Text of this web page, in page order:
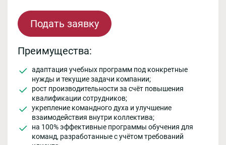
Подать заявку
Преимущества:
адаптация учебных программ под конкретные
нужды и текущие задачи компании;
рост производительности за счёт повышения
квалификации сотрудников;
укрепление командного духа и улучшение
взаимодействия внутри коллектива;
на 100% эффективные программы обучения для
команд, разработанные с учётом требований